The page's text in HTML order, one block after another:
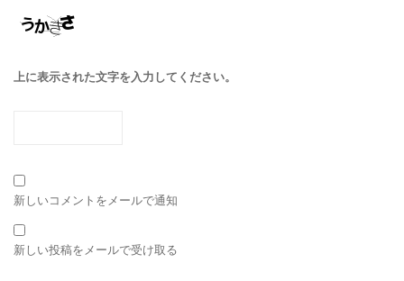
上に表示された文字を入力してください。
新しいコメントをメールで通知
新しい投稿をメールで受け取る